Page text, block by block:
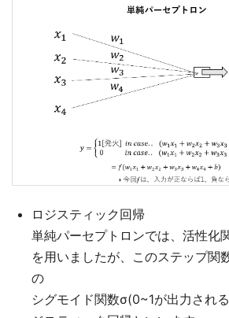
ロジスティック回帰
単純パーセプトロンでは、活性化
を用いましたが、このステップ関
の
シグモイド関数σ(0~1が出力され